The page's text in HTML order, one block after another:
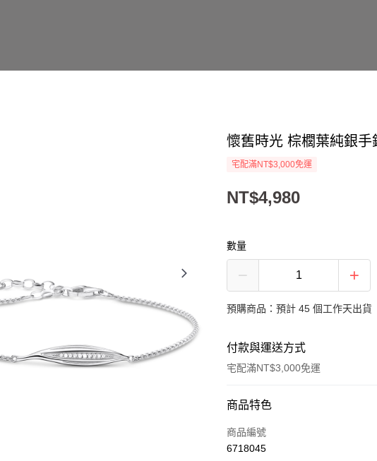
懷舊時光 棕櫚葉純銀手
宅配滿NT$3,000免運
NT$4,980
數量
預購商品：預計 45 個工作天出貨
付款與運送方式
宅配滿NT$3,000免運
付款方式
信用卡一次付款
商品特色
商品編號
6718045